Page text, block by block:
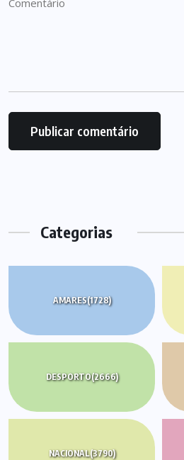
Categorias
AMARES(1728)
DESPORTO(2666)
NACIONAL(3790)